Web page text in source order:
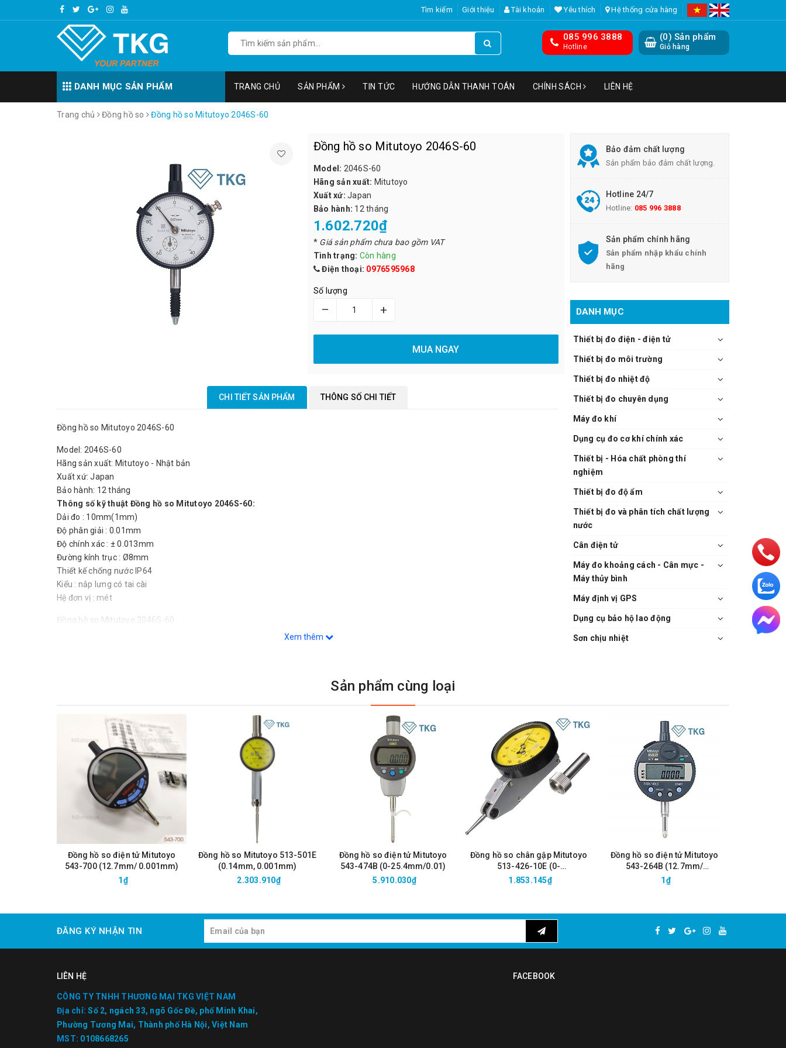
Tìm kiếm Giới thiệu Tài khoản Yêu thích Hệ thống cửa hàng
(0) Sản phẩm
Giỏ hàng
085 996 3888
Hotline
DANH MỤC SẢN PHẨM TRANG CHỦ SẢN PHẨM TIN TỨC HƯỚNG DẪN THANH TOÁN CHÍNH SÁCH LIÊN HỆ
Trang chủ Đồng hồ so Đồng hồ so Mitutoyo 2046S-60
Đồng hồ so Mitutoyo 2046S-60
Model: 2046S-60
Hãng sản xuất: Mitutoyo
Xuất xứ: Japan
Bảo hành: 12 tháng
1.602.720₫
* Giá sản phẩm chưa bao gồm VAT
Tình trạng: Còn hàng
Điện thoại: 0976595968
Số lượng
– +
MUA NGAY
CHI TIẾT SẢN PHẨM THÔNG SỐ CHI TIẾT
Đồng hồ so Mitutoyo 2046S-60
Model: 2046S-60
Hãng sản xuất: Mitutoyo - Nhật bản
Xuất xứ: Japan
Bảo hành: 12 tháng
Thông số kỹ thuật Đồng hồ so Mitutoyo 2046S-60:
Dải đo : 10mm(1mm)
Độ phân giải : 0.01mm
Độ chính xác : ± 0.013mm
Đường kính trục : Ø8mm
Thiết kế chống nước IP64
Kiểu : nắp lưng có tai cài
Hệ đơn vị : mét
Đồng hồ so Mitutoyo 2046S-60
Xem thêm
Bảo đảm chất lượng
Sản phẩm bảo đảm chất lượng.
Hotline 24/7
Hotline: 085 996 3888
Sản phẩm chính hãng
Sản phẩm nhập khẩu chính
hãng
DANH MỤC
Thiết bị đo điện - điện tử
Thiết bị đo môi trường
Thiết bị đo nhiệt độ
Thiết bị đo chuyên dụng
Máy đo khí
Dụng cụ đo cơ khí chính xác
Thiết bị - Hóa chất phòng thí
nghiệm
Thiết bị đo độ ẩm
Thiết bị đo và phân tích chất lượng
nước
Cân điện tử
Máy đo khoảng cách - Cân mực -
Máy thủy bình
Máy định vị GPS
Dụng cụ bảo hộ lao động
Sơn chịu nhiệt
Sản phẩm cùng loại
Đồng hồ so điện tử Mitutoyo
543-700 (12.7mm/ 0.001mm)
1₫
Đồng hồ so Mitutoyo 513-501E
(0.14mm, 0.001mm)
2.303.910₫
Đồng hồ so điện tử Mitutoyo
543-474B (0-25.4mm/0.01)
5.910.030₫
Đồng hồ so chân gập Mitutoyo
513-426-10E (0-
1.5mm/0.01mm)
1.853.145₫
Đồng hồ so điện tử Mitutoyo
543-264B (12.7mm/
0.001mm)
1₫
ĐĂNG KÝ NHẬN TIN
LIÊN HỆ
CÔNG TY TNHH THƯƠNG MẠI TKG VIỆT NAM
Địa chỉ: Số 2, ngách 33, ngõ Gốc Đề, phố Minh Khai,
Phường Tương Mai, Thành phố Hà Nội, Việt Nam
MST: 0108668265
FACEBOOK